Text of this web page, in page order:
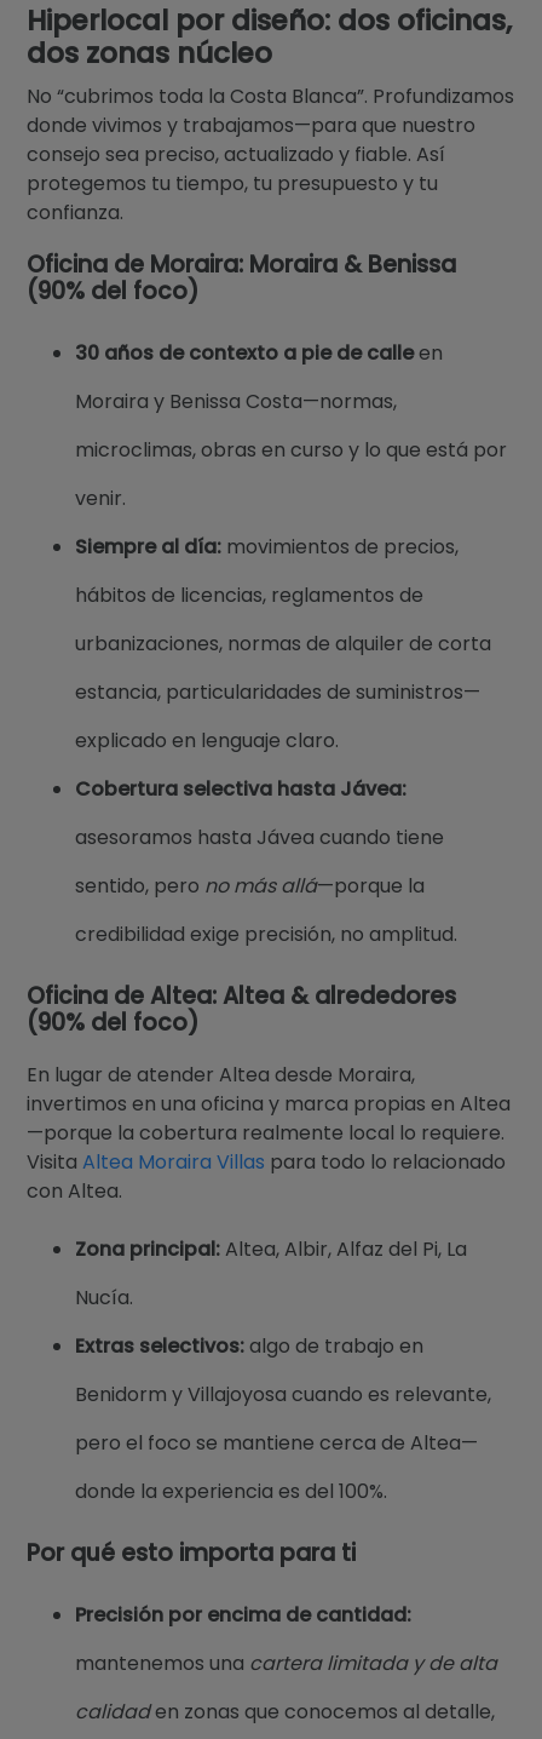
Hiperlocal por diseño: dos oficinas,
dos zonas núcleo
No “cubrimos toda la Costa Blanca”. Profundizamos
donde vivimos y trabajamos—para que nuestro
consejo sea preciso, actualizado y fiable. Así
protegemos tu tiempo, tu presupuesto y tu
confianza.
Oficina de Moraira: Moraira & Benissa
(90% del foco)
30 años de contexto a pie de calleen
Moraira y Benissa Costa—normas,
microclimas, obras en curso y lo que está por
venir.
Siempre al día: movimientos de precios,
hábitos de licencias, reglamentos de
urbanizaciones, normas de alquiler de corta
estancia, particularidades de suministros—
explicado en lenguaje claro.
Cobertura selectiva hasta Jávea:
asesoramos hasta Jávea cuando tiene
sentido, pero no más allá—porque la
credibilidad exige precisión, no amplitud.
Oficina de Altea: Altea & alrededores
(90% del foco)
En lugar de atender Altea desde Moraira,
invertimos en una oficina y marca propias en Altea
—porque la cobertura realmente local lo requiere.
VisitaAltea Moraira Villas para todo lo relacionado
con Altea.
Zona principal:Altea, Albir, Alfaz del Pi, La
Nucía.
Extras selectivos:algo de trabajo en
Benidorm y Villajoyosa cuando es relevante,
pero el foco se mantiene cerca de Altea—
donde la experiencia es del 100%.
Por qué esto importa para ti
Precisión por encima de cantidad:
mantenemos una cartera limitada y de alta
calidaden zonas que conocemos al detalle,